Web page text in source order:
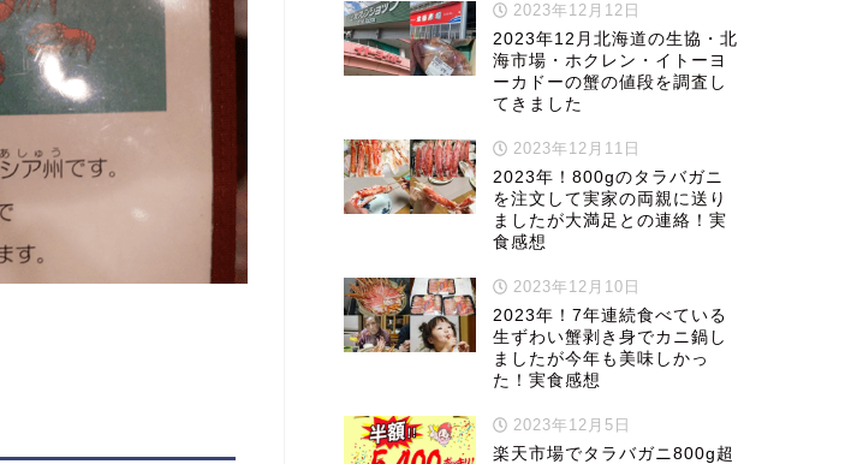
2023年12月12日
2023年12月北海道の生協・北
海市場・ホクレン・イトーヨ
ーカドーの蟹の値段を調査し
てきました
2023年12月11日
2023年！800gのタラバガニ
を注文して実家の両親に送り
ましたが大満足との連絡！実
食感想
2023年12月10日
2023年！7年連続食べている
生ずわい蟹剥き身でカニ鍋し
ましたが今年も美味しかっ
た！実食感想
2023年12月5日
楽天市場でタラバガニ800g超